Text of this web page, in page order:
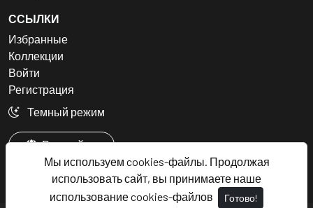
Мы используем cookies-файлы. Продолжая
использовать сайт, вы принимаете наше
использование cookies-файлов
Готово!
ССЫЛКИ
Избранные
Коллекции
Войти
Регистрация
Темный режим
Русский